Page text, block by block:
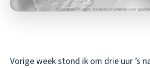
Vorige week stond ik om drie uur ’s